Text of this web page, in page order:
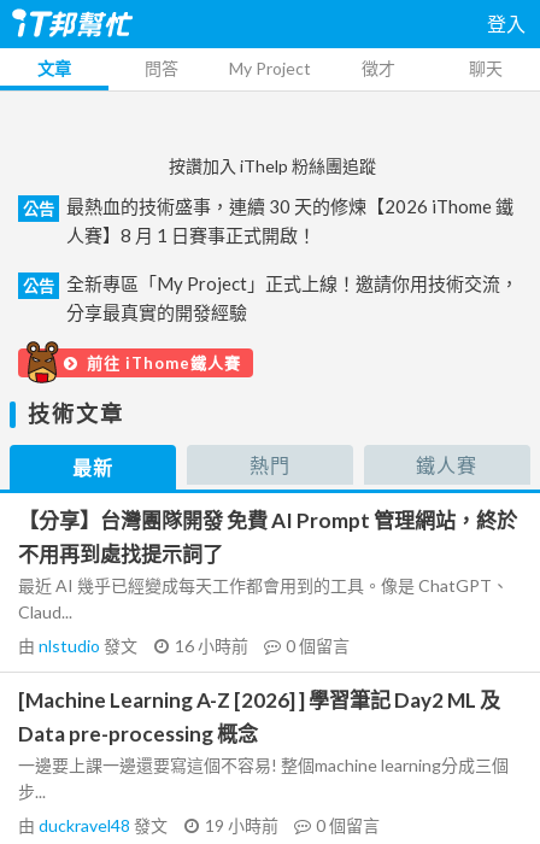
登入
文章 問答 My Project 徵才 聊天
按讚加入 iThelp 粉絲團追蹤
公告
最熱血的技術盛事，連續 30 天的修煉【2026 iThome 鐵
人賽】8 月 1 日賽事正式開啟！
公告
全新專區「My Project」正式上線！邀請你用技術交流，
分享最真實的開發經驗
前往 iThome鐵人賽
技術文章
最新 熱門 鐵人賽
【分享】台灣團隊開發 免費 AI Prompt 管理網站，終於
不用再到處找提示詞了
最近 AI 幾乎已經變成每天工作都會用到的工具。像是 ChatGPT、
Claud...
由 nlstudio 發文 16 小時前 0個留言
[Machine Learning A-Z [2026] ] 學習筆記 Day2 ML 及
Data pre-processing 概念
一邊要上課一邊還要寫這個不容易! 整個machine learning分成三個
步...
由 duckravel48 發文 19 小時前 0個留言